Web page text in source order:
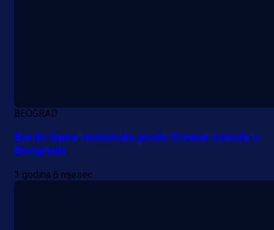
BEOGRAD
Bordo dame remizirale protiv Crvene zvezde u
Beogradu
3 godina 6 mjesec